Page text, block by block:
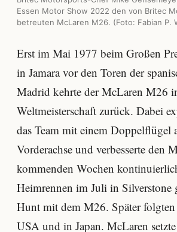
Essen Motor Show 2022 den von Britec
betreuten McLaren M26. (Foto: Fabian P.
Erst im Mai 1977 beim Großen
in Jamara vor den Toren der
Madrid kehrte der McLaren M26
Weltmeisterschaft zurück. Dabei
das Team mit einem Doppelflügel
Vorderachse und verbesserte den
kommenden Wochen
Heimrennen im Juli in Silverstone
Hunt mit dem M26. Später folgten
USA und in Japan. McLaren